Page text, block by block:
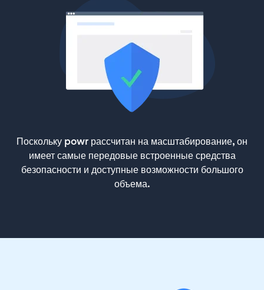
Поскольку powr рассчитан на масштабирование, он
имеет самые передовые встроенные средства
безопасности и доступные возможности большого
объема.